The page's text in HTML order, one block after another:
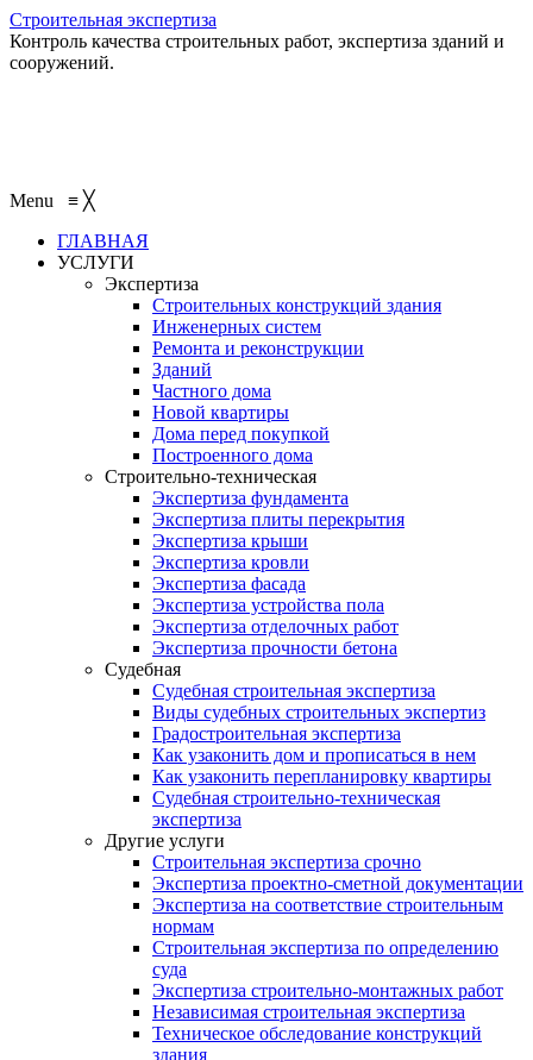
Строительная экспертиза
Контроль качества строительных работ, экспертиза зданий и
сооружений.
Menu ≡ ╳
ГЛАВНАЯ
УСЛУГИ
Экспертиза
Строительных конструкций здания
Инженерных систем
Ремонта и реконструкции
Зданий
Частного дома
Новой квартиры
Дома перед покупкой
Построенного дома
Строительно-техническая
Экспертиза фундамента
Экспертиза плиты перекрытия
Экспертиза крыши
Экспертиза кровли
Экспертиза фасада
Экспертиза устройства пола
Экспертиза отделочных работ
Экспертиза прочности бетона
Судебная
Судебная строительная экспертиза
Виды судебных строительных экспертиз
Градостроительная экспертиза
Как узаконить дом и прописаться в нем
Как узаконить перепланировку квартиры
Судебная строительно-техническая
экспертиза
Другие услуги
Строительная экспертиза срочно
Экспертиза проектно-сметной документации
Экспертиза на соответствие строительным
нормам
Строительная экспертиза по определению
суда
Экспертиза строительно-монтажных работ
Независимая строительная экспертиза
Техническое обследование конструкций
здания